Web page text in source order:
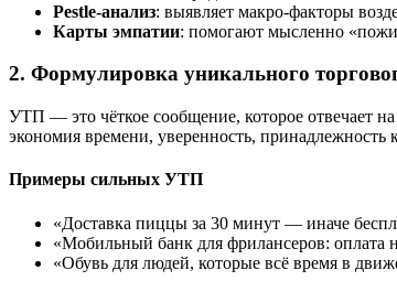
Pestle-анализ: выявляет макро-факторы
Карты эмпатии: помогают мысленно
2. Формулировка уникального
УТП — это чёткое сообщение, которое отвечает
экономия времени, уверенность,
Примеры сильных УТП
«Доставка пиццы за 30 минут — иначе
«Мобильный банк для фрилансеров: оплата
«Обувь для людей, которые всё время в